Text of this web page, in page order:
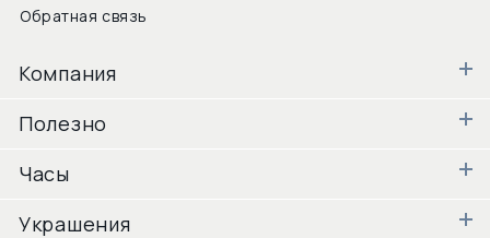
Обратная связь
Компания
Полезно
Часы
Украшения